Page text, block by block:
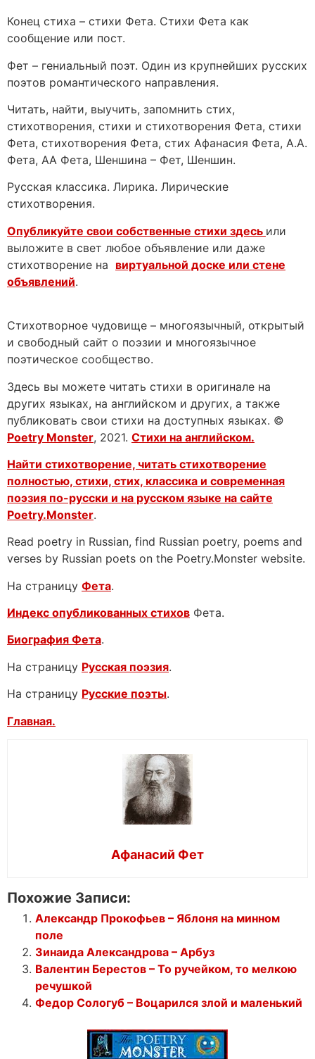
Конец стиха – стихи Фета. Стихи Фета как
сообщение или пост.
Фет – гениальный поэт. Один из крупнейших русских
поэтов романтического направления.
Читать, найти, выучить, запомнить стих,
стихотворения, стихи и стихотворения Фета, стихи
Фета, стихотворения Фета, стих Афанасия Фета, А.А.
Фета, АА Фета, Шеншина – Фет, Шеншин.
Русская классика. Лирика. Лирические
стихотворения.
Опубликуйте свои собственные стихи здесь или
выложите в свет любое объявление или даже
стихотворение на виртуальной доске или стене
объявлений.
Стихотворное чудовище – многоязычный, открытый
и свободный сайт о поэзии и многоязычное
поэтическое сообщество.
Здесь вы можете читать стихи в оригинале на
других языках, на английском и других, а также
публиковать свои стихи на доступных языках. ©
Poetry Monster, 2021. Стихи на английском.
Найти стихотворение, читать стихотворение
полностью, стихи, стих, классика и современная
поэзия по-русски и на русском языке на сайте
Poetry.Monster.
Read poetry in Russian, find Russian poetry, poems and
verses by Russian poets on the Poetry.Monster website.
На страницу Фета.
Индекс опубликованных стихов Фета.
Биография Фета.
На страницу Русская поэзия.
На страницу Русские поэты.
Главная.
Афанасий Фет
Похожие Записи:
Александр Прокофьев – Яблоня на минном
поле
Зинаида Александрова – Арбуз
Валентин Берестов – То ручейком, то мелкою
речушкой
Федор Сологуб – Воцарился злой и маленький